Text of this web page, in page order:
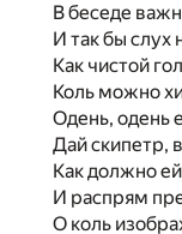
В беседе
И так бы слух
Как чистой
Коль можно
Одень, одень
Дай скипетр,
Как должно
И распрям
О коль